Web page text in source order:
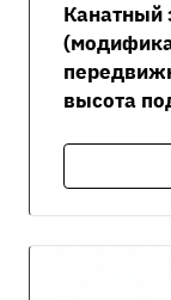
Канатный
высота